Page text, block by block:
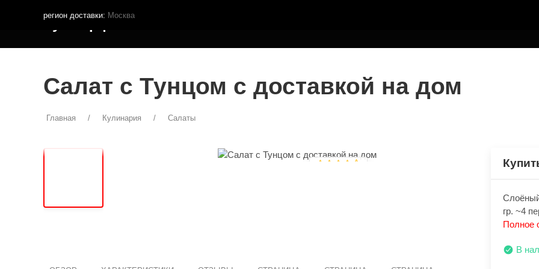
регион доставки: Москва
Кутья.рф
Салат с Тунцом с доставкой на дом
Главная Кулинария Салаты
гр. ~4
Полное
В